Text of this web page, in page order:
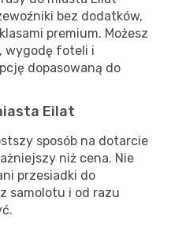
bez dodatków,
premium. Możesz
wygodę foteli i
dopasowaną do
Eilat
sposób na dotarcie
niż cena. Nie
przesiadki do
samolotu i od razu